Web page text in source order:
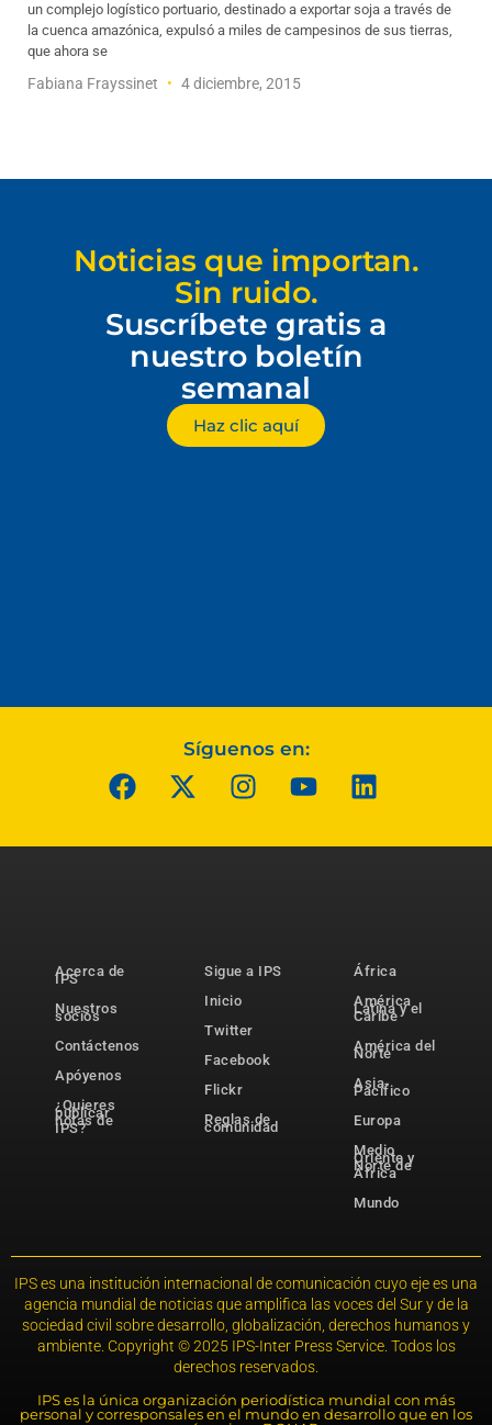
un complejo logístico portuario, destinado a exportar soja a través de
la cuenca amazónica, expulsó a miles de campesinos de sus tierras,
que ahora se
Fabiana Frayssinet 4 diciembre, 2015
Noticias que importan.
Sin ruido.
Suscríbete gratis a
nuestro boletín
semanal
Haz clic aquí
Síguenos en:
Acerca de
IPS
Nuestros
socios
Contáctenos
Apóyenos
¿Quieres
publicar
notas de
IPS?
Sigue a IPS
Inicio
Twitter
Facebook
Flickr
Reglas de
comunidad
África
América
Latina y el
Caribe
América del
Norte
Asia-
Pacífico
Europa
Medio
Oriente y
Norte de
África
Mundo
IPS es una institución internacional de comunicación cuyo eje es una
agencia mundial de noticias que amplifica las voces del Sur y de la
sociedad civil sobre desarrollo, globalización, derechos humanos y
ambiente. Copyright © 2025 IPS-Inter Press Service. Todos los
derechos reservados.
IPS es la única organización periodística mundial con más
personal y corresponsales en el mundo en desarrollo que en los